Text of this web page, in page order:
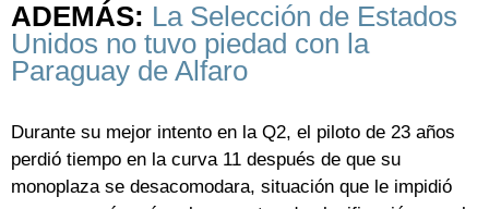
ADEMÁS: La Selección de Estados
Unidos no tuvo piedad con la
Paraguay de Alfaro
Durante su mejor intento en la Q2, el piloto de 23 años
perdió tiempo en la curva 11 después de que su
monoplaza se desacomodara, situación que le impidió